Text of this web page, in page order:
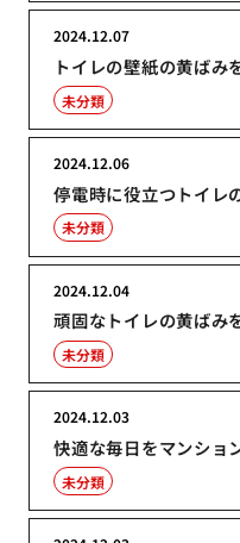
トイレの壁紙の黄ばみ
2024.12.07
未分類
停電時に役立つトイレ
2024.12.06
未分類
頑固なトイレの黄ばみ
2024.12.04
未分類
快適な毎日をマンショ
2024.12.03
未分類